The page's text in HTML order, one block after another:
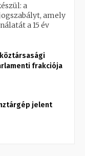
a
amely
a 15 év
frakciója
jelent